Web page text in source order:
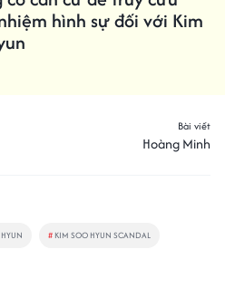
hình sự đối với Kim
Bài viết
Hoàng Minh
# KIM SOO HYUN SCANDAL